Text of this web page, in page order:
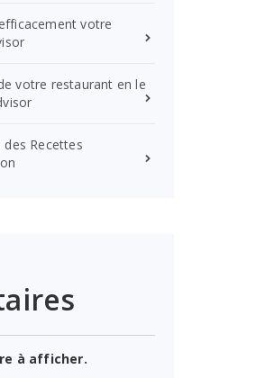
votre
votre restaurant en le
Recettes
à afficher.